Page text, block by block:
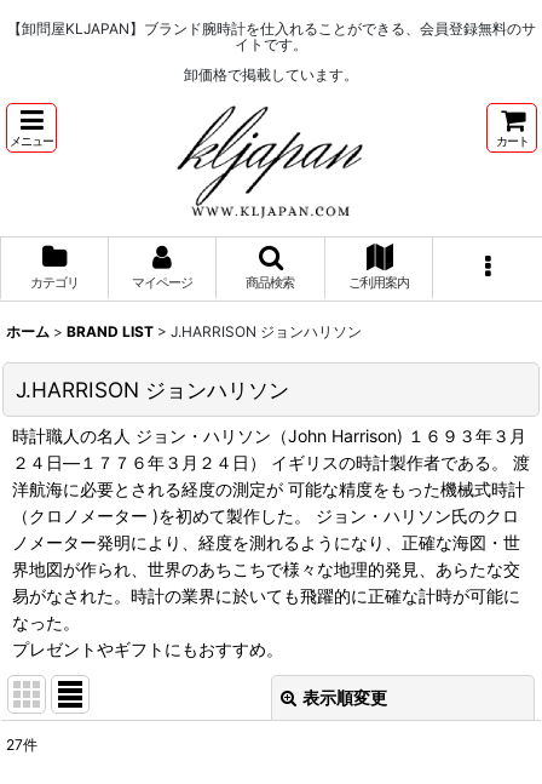
【卸問屋KLJAPAN】ブランド腕時計を仕入れることができる、会員登録無料のサ
イトです。
卸価格で掲載しています。
メニュー カート
カテゴリ マイページ 商品検索 ご利用案内
ホーム > BRAND LIST > J.HARRISON ジョンハリソン
J.HARRISON ジョンハリソン
時計職人の名人 ジョン・ハリソン（John Harrison) １６９３年３月
２４日―１７７６年３月２４日） イギリスの時計製作者である。 渡
洋航海に必要とされる経度の測定が 可能な精度をもった機械式時計
（クロノメーター )を初めて製作した。 ジョン・ハリソン氏のクロ
ノメーター発明により、経度を測れるようになり、正確な海図・世
界地図が作られ、世界のあちこちで様々な地理的発見、あらたな交
易がなされた。時計の業界に於いても飛躍的に正確な計時が可能に
なった。
プレゼントやギフトにもおすすめ。
表示順変更
27件